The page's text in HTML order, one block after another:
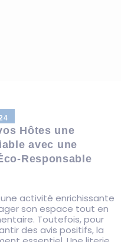
Hôtes une
avec une
Responsable
activité enrichissante
son espace tout en
Toutefois, pour
des avis positifs, la